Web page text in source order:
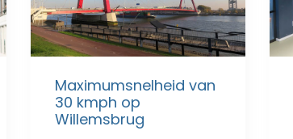
Maximumsnelheid van
30 kmph op
Willemsbrug